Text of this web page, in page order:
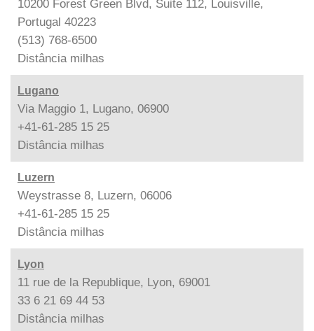
10200 Forest Green Blvd, Suite 112, Louisville,
Portugal 40223
(513) 768-6500
Distância milhas
Lugano
Via Maggio 1, Lugano, 06900
+41-61-285 15 25
Distância milhas
Luzern
Weystrasse 8, Luzern, 06006
+41-61-285 15 25
Distância milhas
Lyon
11 rue de la Republique, Lyon, 69001
33 6 21 69 44 53
Distância milhas